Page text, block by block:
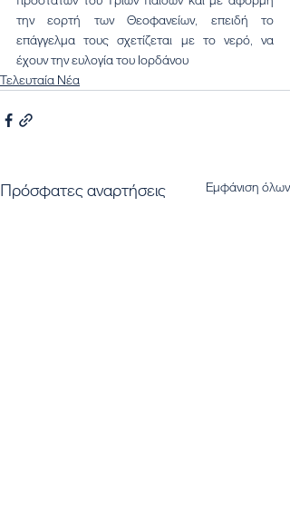
την εορτή των Θεοφανείων, επειδή το
επάγγελμα τους σχετίζεται με το νερό, να
έχουν την ευλογία του Ιορδάνου
Τελευταία Νέα
Πρόσφατες αναρτήσεις Εμφάνιση όλων